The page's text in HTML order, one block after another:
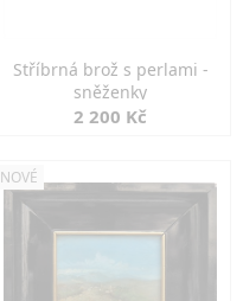
Stříbrná brož s perlami -
sněženky
2 200 Kč
NOVÉ